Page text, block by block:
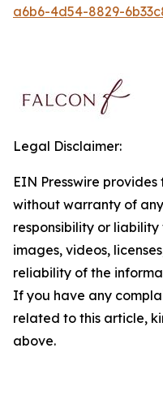
a6b6-4d54-8829-
Legal Disclaimer:
EIN Presswire provides
without warranty of
responsibility or
images, videos,
reliability of the
If you have any
related to this article,
above.